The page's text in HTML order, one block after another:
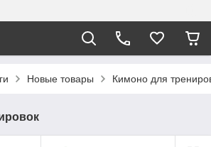
Новые товары Кимоно для